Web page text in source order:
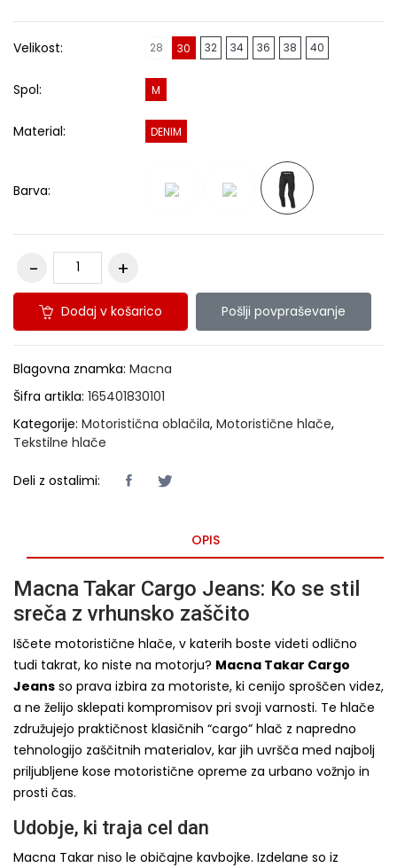
Velikost: 28 30 32 34 36 38 40
Spol: M
Material: DENIM
Barva:
Dodaj v košarico Pošlji povpraševanje
Blagovna znamka: Macna
Šifra artikla: 165401830101
Kategorije: Motoristična oblačila, Motoristične hlače,
Tekstilne hlače
Deli z ostalimi:
OPIS
Macna Takar Cargo Jeans: Ko se stil
sreča z vrhunsko zaščito
Iščete motoristične hlače, v katerih boste videti odlično
tudi takrat, ko niste na motorju? Macna Takar Cargo
Jeans so prava izbira za motoriste, ki cenijo sproščen videz,
a ne želijo sklepati kompromisov pri svoji varnosti. Te hlače
združujejo praktičnost klasičnih “cargo” hlač z napredno
tehnologijo zaščitnih materialov, kar jih uvršča med najbolj
priljubljene kose motoristične opreme za urbano vožnjo in
prosti čas.
Udobje, ki traja cel dan
Macna Takar niso le običajne kavbojke. Izdelane so iz